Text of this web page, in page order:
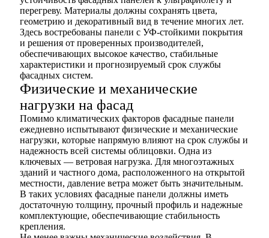
перегреву. Материалы должны сохранять цвета,
геометрию и декоративный вид в течение многих лет.
Здесь востребованы панели с УФ-стойкими покрытия
и решения от проверенных производителей,
обеспечивающих высокое качество, стабильные
характеристики и прогнозируемый срок службы
фасадных систем.
Физические и механические
нагрузки на фасад
Помимо климатических факторов фасадные панели
ежедневно испытывают физические и механические
нагрузки, которые напрямую влияют на срок службы и
надежность всей системы облицовки. Одна из
ключевых — ветровая нагрузка. Для многоэтажных
зданий и частного дома, расположенного на открытой
местности, давление ветра может быть значительным.
В таких условиях фасадные панели должны иметь
достаточную толщину, прочный профиль и надежные
комплектующие, обеспечивающие стабильность
крепления.